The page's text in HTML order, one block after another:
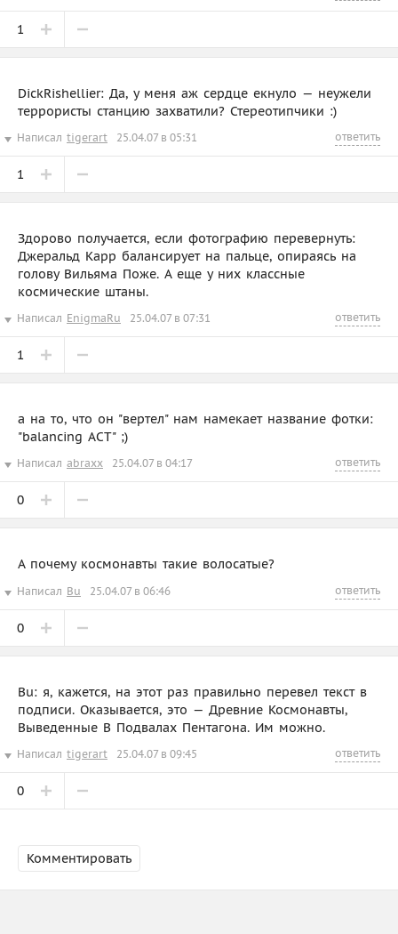
1
DickRishellier: Да, у меня аж сердце екнуло — неужели
террористы станцию захватили? Стереотипчики :)
Написал tigerart 25.04.07 в 05:31 ответить
1
Здорово получается, если фотографию перевернуть:
Джеральд Карр балансирует на пальце, опираясь на
голову Вильяма Поже. А еще у них классные
космические штаны.
Написал EnigmaRu 25.04.07 в 07:31 ответить
1
а на то, что он "вертел" нам намекает название фотки:
"balancing ACT" ;)
Написал abraxx 25.04.07 в 04:17 ответить
0
А почему космонавты такие волосатые?
Написал Bu 25.04.07 в 06:46 ответить
0
Bu: я, кажется, на этот раз правильно перевел текст в
подписи. Оказывается, это — Древние Космонавты,
Выведенные В Подвалах Пентагона. Им можно.
Написал tigerart 25.04.07 в 09:45 ответить
0
Комментировать